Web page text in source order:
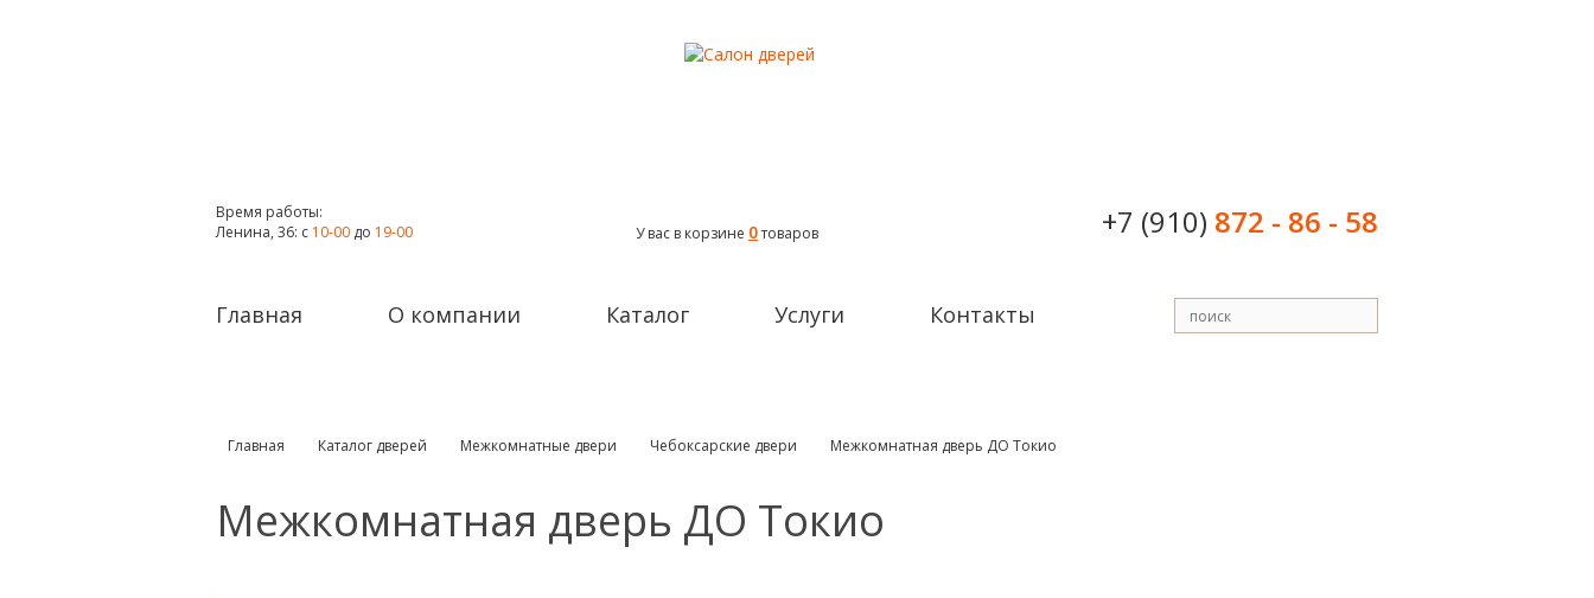
Время работы:
Ленина, 36: с 10-00 до 19-00 У вас в корзине 0товаров +7 (910) 872 - 86 - 58
Главная О компании Каталог Услуги Контакты
Главная Каталог дверей Межкомнатные двери Чебоксарские двери Межкомнатная дверь ДО Токио
Межкомнатная дверь ДО Токио